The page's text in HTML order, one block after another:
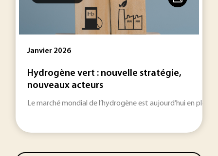
Janvier 2026
Hydrogène vert : nouvelle stratégie,
nouveaux acteurs
Le marché mondial de l’hydrogène est aujourd’hui en